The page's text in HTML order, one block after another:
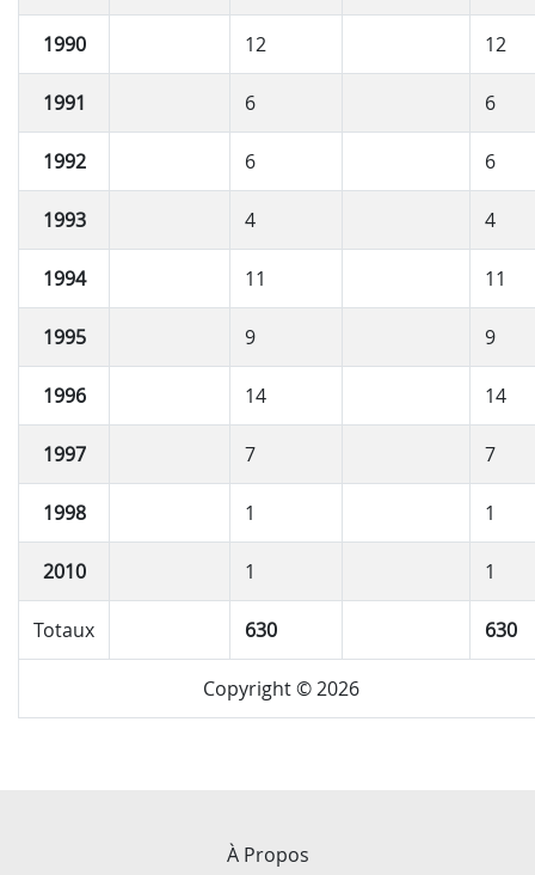
1990 12 12
1991 6 6
1992 6 6
1993 4 4
1994 11 11
1995 9 9
1996 14 14
1997 7 7
1998 1 1
2010 1 1
Totaux 630 630
Copyright © 2026
À Propos